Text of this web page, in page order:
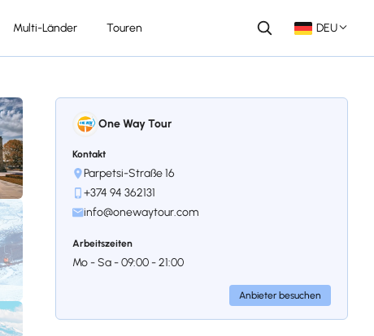
Multi-Länder Touren DEU
One Way Tour
Kontakt
Parpetsi-Straße 16
+374 94 362131
info@onewaytour.com
Arbeitszeiten
Mo - Sa - 09:00 - 21:00
Anbieter besuchen